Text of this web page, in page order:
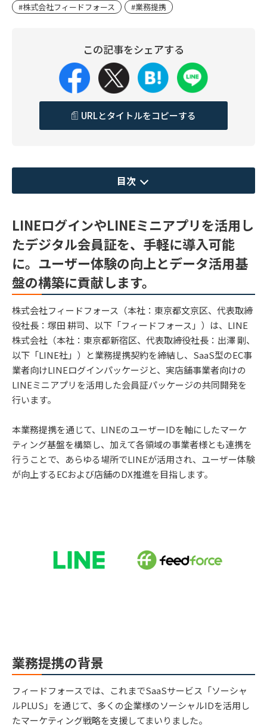
#株式会社フィードフォース
#業務提携
この記事をシェアする
URLとタイトルをコピーする
目次
LINEログインやLINEミニアプリを活用し
たデジタル会員証を、手軽に導入可能
に。ユーザー体験の向上とデータ活用基
盤の構築に貢献します。
株式会社フィードフォース（本社：東京都文京区、代表取締
役社長：塚田 耕司、以下「フィードフォース」）は、LINE
株式会社（本社：東京都新宿区、代表取締役社長：出澤 剛、
以下「LINE社」）と業務提携契約を締結し、SaaS型のEC事
業者向けLINEログインパッケージと、実店舗事業者向けの
LINEミニアプリを活用した会員証パッケージの共同開発を
行います。
本業務提携を通じて、LINEのユーザーIDを軸にしたマーケ
ティング基盤を構築し、加えて各領域の事業者様とも連携を
行うことで、あらゆる場所でLINEが活用され、ユーザー体験
が向上するECおよび店舗のDX推進を目指します。
業務提携の背景
フィードフォースでは、これまでSaaSサービス「ソーシャ
ルPLUS」を通じて、多くの企業様のソーシャルIDを活用し
たマーケティング戦略を支援してまいりました。